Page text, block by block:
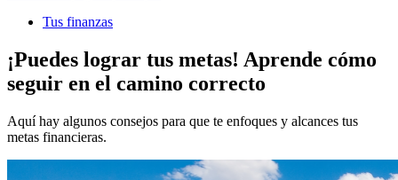
Tus finanzas
¡Puedes lograr tus metas! Aprende cómo
seguir en el camino correcto
Aquí hay algunos consejos para que te enfoques y alcances tus
metas financieras.